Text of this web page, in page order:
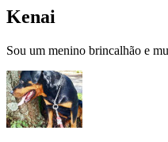
Kenai
Sou um menino brincalhão e